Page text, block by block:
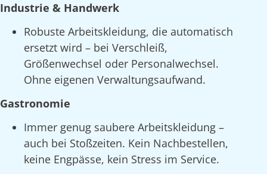
Industrie & Handwerk
Robuste Arbeitskleidung, die automatisch
ersetzt wird – bei Verschleiß,
Größenwechsel oder Personalwechsel.
Ohne eigenen Verwaltungsaufwand.
Gastronomie
Immer genug saubere Arbeitskleidung –
auch bei Stoßzeiten. Kein Nachbestellen,
keine Engpässe, kein Stress im Service.